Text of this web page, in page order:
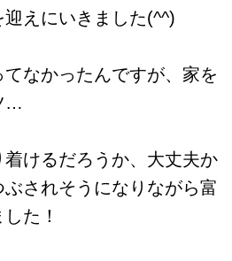
えにいきました(^^)
なかったんですが、家を
…
けるだろうか、大丈夫か
されそうになりながら富
た！